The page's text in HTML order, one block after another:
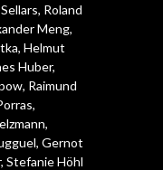
, Roland
Meng,
, Helmut
Huber,
, Raimund
,
,
, Gernot
, Stefanie Höhl